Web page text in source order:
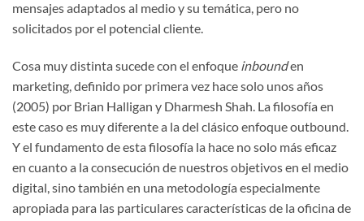
mensajes adaptados al medio y su temática, pero no
solicitados por el potencial cliente.
Cosa muy distinta sucede con el enfoque inbounden
marketing, definido por primera vez hace solo unos años
(2005) por Brian Halligan y Dharmesh Shah. La filosofía en
este caso es muy diferente a la del clásico enfoque outbound.
Y el fundamento de esta filosofía la hace no solo más eficaz
en cuanto a la consecución de nuestros objetivos en el medio
digital, sino también en una metodología especialmente
apropiada para las particulares características de la oficina de